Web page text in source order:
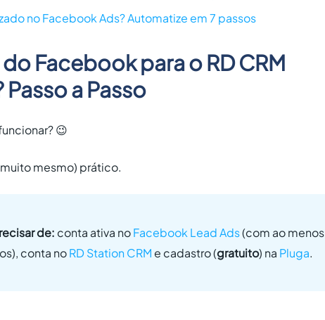
no Facebook Ads? Automatize em 7 passos
Facebook para o RD CRM
a Passo
😉
mesmo) prático.
de: conta ativa noFacebook Lead Ads(com ao menos
conta noRD Station CRM e cadastro (gratuito) na Pluga.